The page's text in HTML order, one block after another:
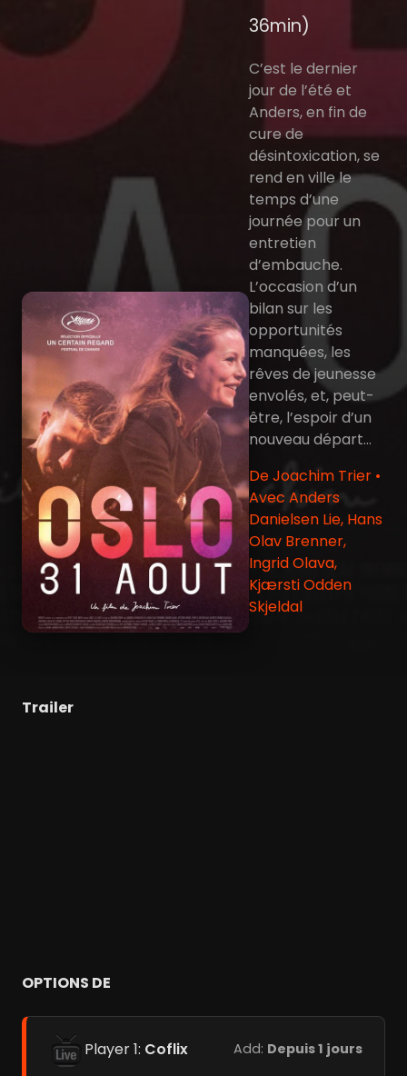
36min)
C’est le dernier
jour de l’été et
Anders, en fin de
cure de
désintoxication, se
rend en ville le
temps d’une
journée pour un
entretien
d’embauche.
L’occasion d’un
bilan sur les
opportunités
manquées, les
rêves de jeunesse
envolés, et, peut-
être, l’espoir d’un
nouveau départ…
De Joachim Trier •
Avec Anders
Danielsen Lie, Hans
Olav Brenner,
Ingrid Olava,
Kjærsti Odden
Skjeldal
Trailer
OPTIONS DE
Player 1: Coflix Add: Depuis 1 jours